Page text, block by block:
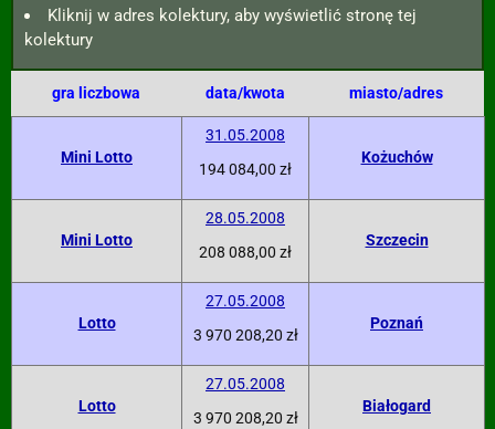
Kliknij w adres kolektury, aby wyświetlić stronę tej
kolektury
gra liczbowa data/kwota miasto/adres
Mini Lotto
31.05.2008
194 084,00 zł
Kożuchów
Mini Lotto
28.05.2008
208 088,00 zł
Szczecin
Lotto
27.05.2008
3 970 208,20 zł
Poznań
Lotto
27.05.2008
3 970 208,20 zł
Białogard